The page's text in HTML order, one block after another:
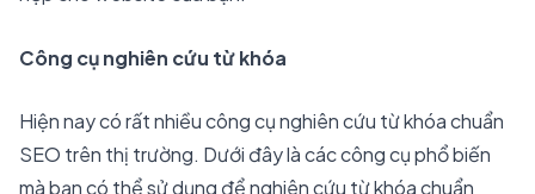
Công cụ nghiên cứu từ khóa
Hiện nay có rất nhiều công cụ nghiên cứu từ khóa chuẩn
SEO trên thị trường. Dưới đây là các công cụ phổ biến
mà bạn có thể sử dụng để nghiên cứu từ khóa chuẩn